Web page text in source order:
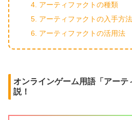
アーティファクトの種類
アーティファクトの入手方法
アーティファクトの活用法
オンラインゲーム用語「アーテ
説！